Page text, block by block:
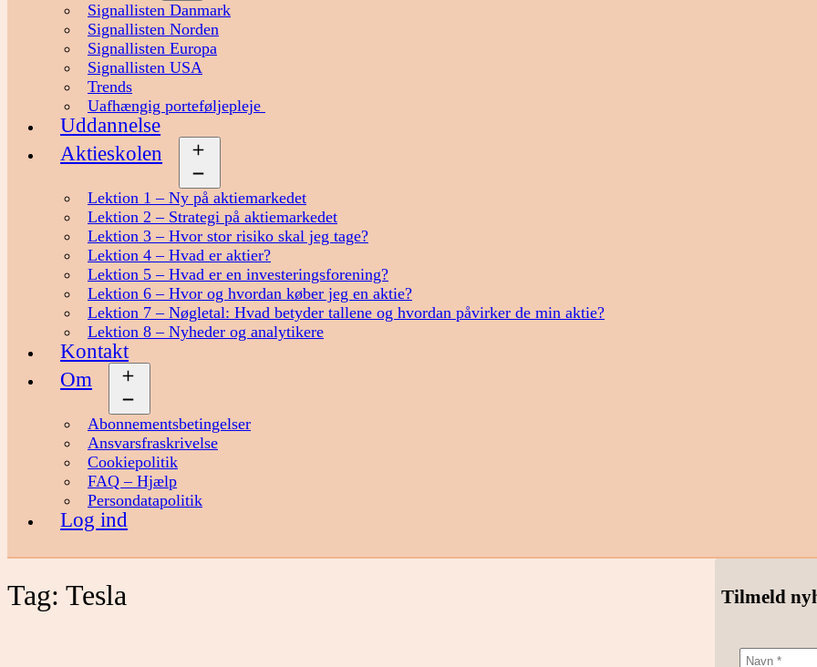
Signallisten Danmark
Signallisten Norden
Signallisten Europa
Signallisten USA
Trends
Uafhængig porteføljepleje
Uddannelse
Aktieskolen
Lektion 1 – Ny på aktiemarkedet
Lektion 2 – Strategi på aktiemarkedet
Lektion 3 – Hvor stor risiko skal jeg tage?
Lektion 4 – Hvad er aktier?
Lektion 5 – Hvad er en investeringsforening?
Lektion 6 – Hvor og hvordan køber jeg en aktie?
Lektion 7 – Nøgletal: Hvad betyder tallene og hvordan påvirker de min aktie?
Lektion 8 – Nyheder og analytikere
Kontakt
Om
Abonnementsbetingelser
Ansvarsfraskrivelse
Cookiepolitik
FAQ – Hjælp
Persondatapolitik
Log ind
Tag: Tesla Tilmeld